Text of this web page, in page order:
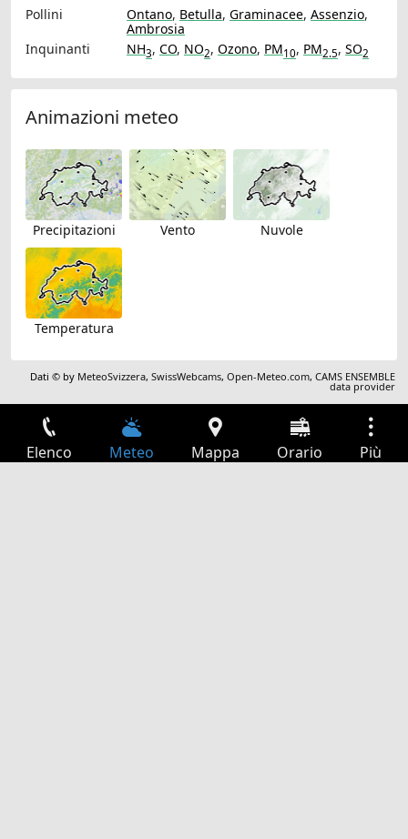
Pollini
Ontano, Betulla, Graminacee, Assenzio,
Ambrosia
Inquinanti
NH3, CO, NO2, Ozono, PM10, PM2.5, SO2
Animazioni meteo
Precipitazioni Vento Nuvole
Temperatura
Dati © by MeteoSvizzera,SwissWebcams,Open-Meteo.com,CAMS ENSEMBLE
data provider
Elenco Meteo Mappa Orario Più